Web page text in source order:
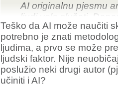
novce, i pribaviti sebi,
dijela, jer bi bez
bio u stanju naslikati
Kada pričamo o nekoj
djelu, koje je nastalo
možemo i diskutirati o
AI originalnu pjesmu
ljudi vole slušati.
pjesmu baziranu na
bazu tuđih autorskih
njezin autor biti će AI,
kako napraviti tu
Kada je autor
Teško da AI može naučiti
potrebno je znati
ljudima, a prvo se može
ljudski faktor. Nije
poslužio neki drugi autor
učiniti i AI?